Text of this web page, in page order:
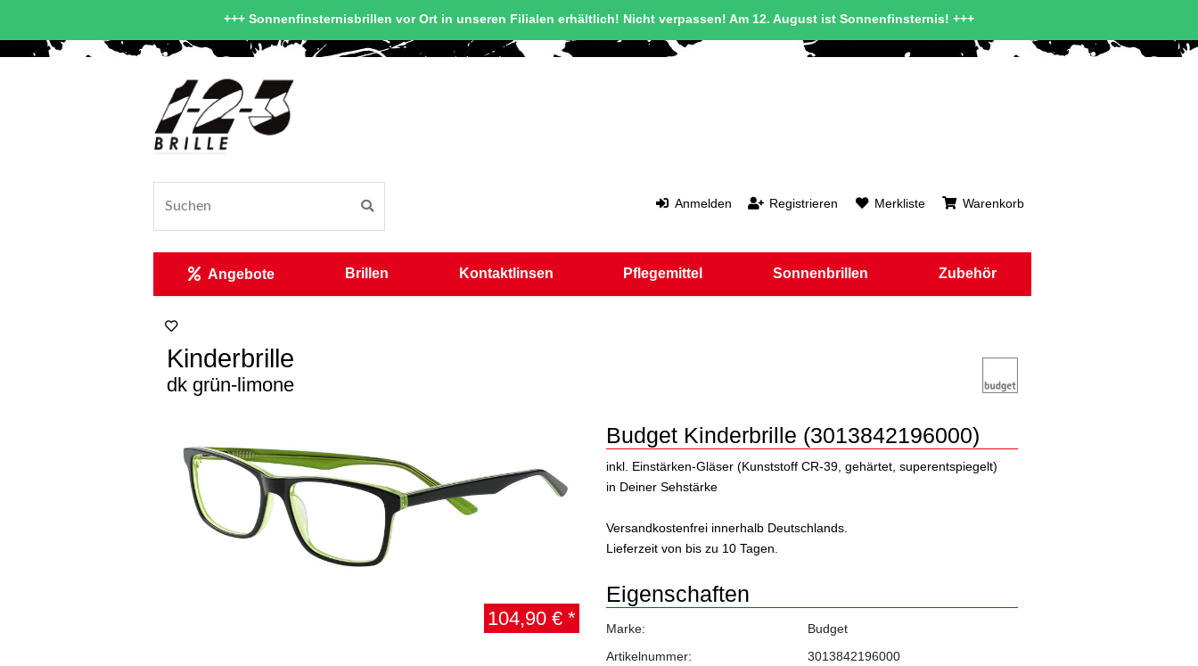
+++ Sonnenfinsternisbrillen vor Ort in unseren Filialen erhältlich! Nicht verpassen! Am 12. August ist Sonnenfinsternis! +++
Anmelden Registrieren Merkliste Warenkorb
Angebote Brillen Kontaktlinsen Pflegemittel Sonnenbrillen Zubehör
Kinderbrille
dk grün-limone
104,90 € *
Budget Kinderbrille (3013842196000)
inkl. Einstärken-Gläser (Kunststoff CR-39, gehärtet, superentspiegelt)
in Deiner Sehstärke
Versandkostenfrei innerhalb Deutschlands.
Lieferzeit von bis zu 10 Tagen.
Eigenschaften
Marke:
Budget
Artikelnummer:
3013842196000